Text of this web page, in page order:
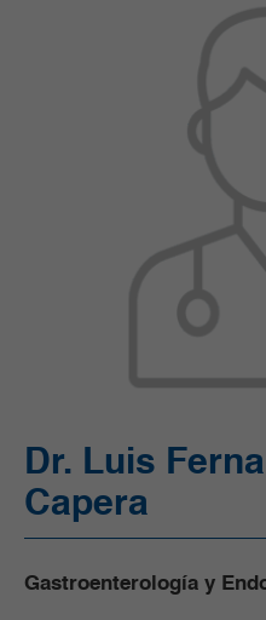
Ortopedia y
Radiología e Imágenes
Servicios Quirúrgicos
Servicios de Apoyo
Unidad de Cuidado
Unidad de Mama y
Urgencias
Dr. Luis
Capera
Gastroenterología y